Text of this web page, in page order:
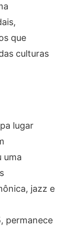
que
culturas
lugar
uma
jazz e
permanece